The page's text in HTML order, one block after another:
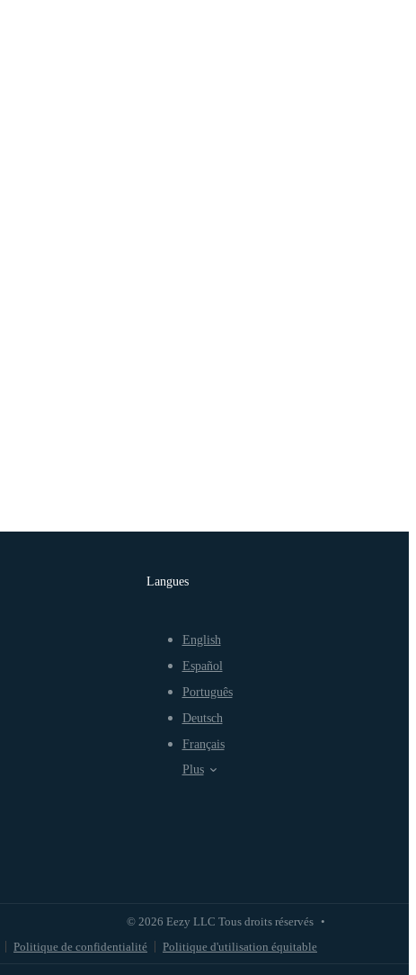
© 2026 Eezy LLC Tous droits réservés •
Politique de confidentialité Politique d'utilisation équitable
Langues
English
Español
Português
Deutsch
Français
Plus